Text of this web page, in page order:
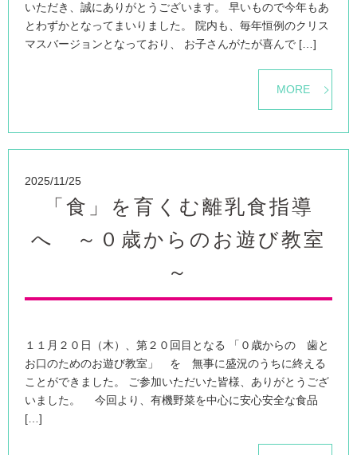
いただき、誠にありがとうございます。 早いもので今年もあ
とわずかとなってまいりました。 院内も、毎年恒例のクリス
マスバージョンとなっており、 お子さんがたが喜んで […]
MORE
2025/11/25
「食」を育くむ離乳食指導
へ ～０歳からのお遊び教室
～
１１月２０日（木）、第２０回目となる 「０歳からの 歯と
お口のためのお遊び教室」 を 無事に盛況のうちに終える
ことができました。 ご参加いただいた皆様、ありがとうござ
いました。 今回より、有機野菜を中心に安心安全な食品
[…]